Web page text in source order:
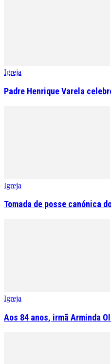
Igreja
Padre Henrique Varela
Igreja
Tomada de posse canónica
Igreja
Aos 84 anos, irmã Arminda